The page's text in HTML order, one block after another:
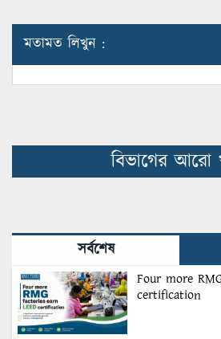
মতামত লিখুন :
বিভাগের আরো
সর্বশেষ
Four more
certification